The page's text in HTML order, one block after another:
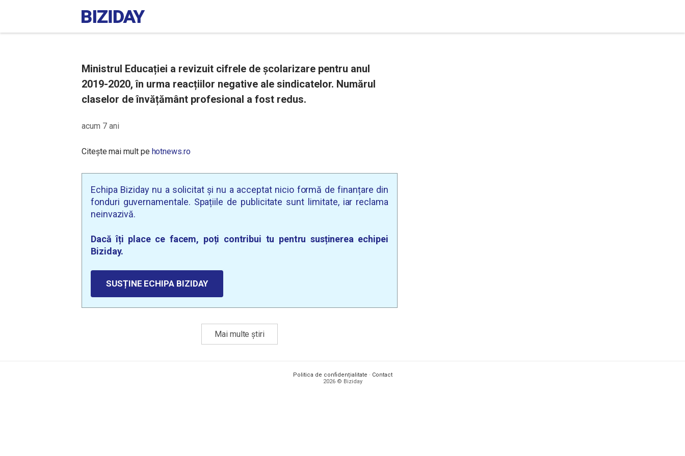
Ministrul Educației a revizuit cifrele de școlarizare pentru anul
2019-2020, în urma reacțiilor negative ale sindicatelor. Numărul
claselor de învățământ profesional a fost redus.
acum 7 ani
Citește mai mult pe hotnews.ro
Echipa Biziday nu a solicitat și nu a acceptat nicio formă de finanțare din
fonduri guvernamentale. Spațiile de publicitate sunt limitate, iar reclama
neinvazivă.
Dacă îți place ce facem, poți contribui tu pentru susținerea echipei
Biziday.
SUSȚINE ECHIPA BIZIDAY
Mai multe știri
Politica de confidențialitate · Contact
2026 © Biziday